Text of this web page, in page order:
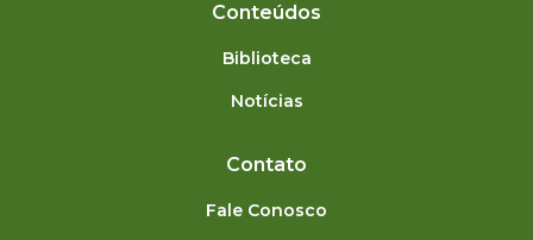
Conteúdos
Biblioteca
Notícias
Contato
Fale Conosco